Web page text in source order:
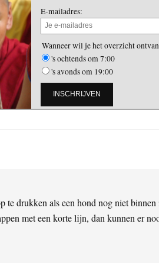
E-mailadres:
Wanneer wil je het overzicht
's ochtends om 7:00
's avonds om 19:00
drukken als een hond nog niet binnen
met een korte lijn, dan kunnen er